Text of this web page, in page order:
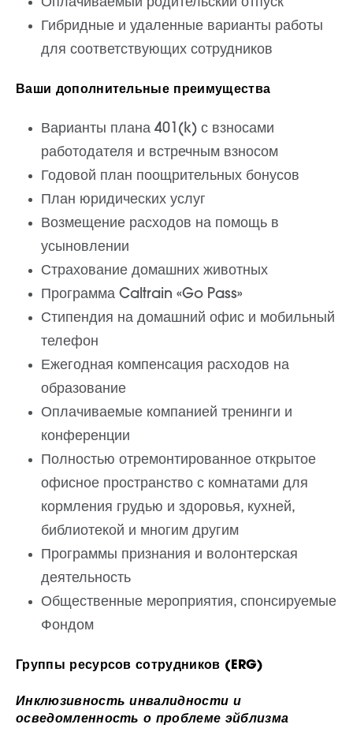
Оплачиваемый родительский отпуск
Гибридные и удаленные варианты работы
для соответствующих сотрудников
Ваши дополнительные преимущества
Варианты плана 401(k) с взносами
работодателя и встречным взносом
Годовой план поощрительных бонусов
План юридических услуг
Возмещение расходов на помощь в
усыновлении
Страхование домашних животных
Программа Caltrain «Go Pass»
Стипендия на домашний офис и мобильный
телефон
Ежегодная компенсация расходов на
образование
Оплачиваемые компанией тренинги и
конференции
Полностью отремонтированное открытое
офисное пространство с комнатами для
кормления грудью и здоровья, кухней,
библиотекой и многим другим
Программы признания и волонтерская
деятельность
Общественные мероприятия, спонсируемые
Фондом
Группы ресурсов сотрудников (ERG)
Инклюзивность инвалидности и
осведомленность о проблеме эйблизма